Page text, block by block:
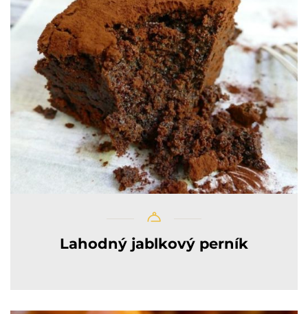
Lahodný jablkový perník